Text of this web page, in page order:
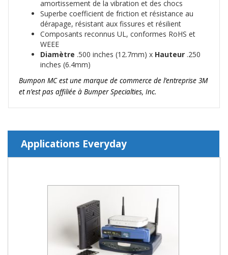
amortissement de la vibration et des chocs
Superbe coefficient de friction et résistance au
dérapage, résistant aux fissures et résilient
Composants reconnus UL, conformes RoHS et
WEEE
Diamètre .500 inches (12.7mm) x Hauteur .250
inches (6.4mm)
Bumpon MC est une marque de commerce de l’entreprise 3M
et n’est pas affiliée à Bumper Specialties, Inc.
Applications Everyday